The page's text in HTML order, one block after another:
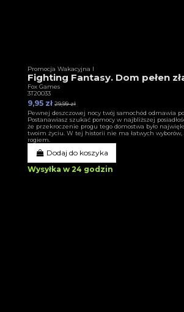
Promocja Wakacyjna I
Fighting Fantasy. Dom pełen
Fox Games
3T20033
9,95 zł 29,99 zł
Pewnej deszczowej nocy twój samochód odmawia
Postanawiasz szukać pomocy w najbliższej
że przekroczenie progu tego domostwa było
twoim życiu. W tej historii nie ma łatwych wyborów,
rogiem.
Dodaj do koszyka
Wysyłka w 24 godzin